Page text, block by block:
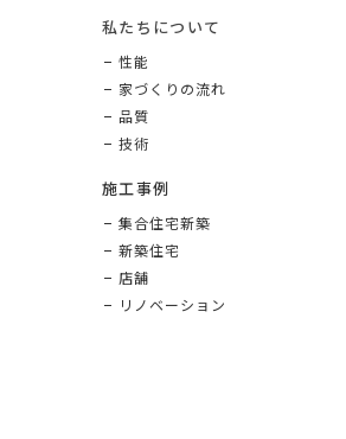
私たちについて
性能
家づくりの流れ
品質
技術
施工事例
集合住宅新築
新築住宅
店舗
リノベーション